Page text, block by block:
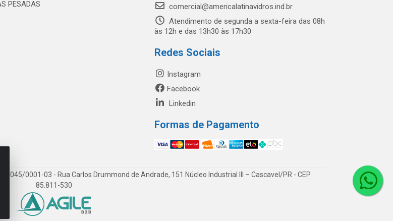
PESADAS
comercial@americalatinavidros.ind.br
Atendimento de segunda a sexta-feira das 08h
às 12h e das 13h30 às 17h30
Redes Sociais
Instagram
Facebook
Linkedin
Formas de Pagamento
0001-03 - Rua Carlos Drummond de Andrade, 151 Núcleo Industrial III – Cascavel/PR - CEP
85.811-530